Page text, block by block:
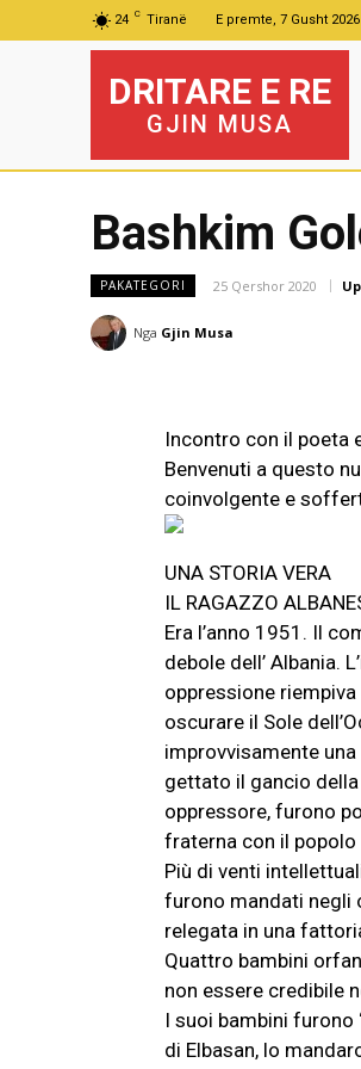
24 C Tiranë E premte, 7 Gusht 2026
DRITARE E RE
GJIN MUSA
Bashkim
PAKATEGORI 25 Qershor 2020
Nga Gjin Musa
Incontro con il poeta
Benvenuti a questo
coinvolgente e
UNA STORIA VERA
IL RAGAZZO
Era l’anno 1951. Il
debole dell’ Albania.
oppressione
oscurare il Sole
improvvisamente
gettato il gancio
oppressore, furono
fraterna con il
Più di venti
furono mandati negli
relegata in una
Quattro bambini
non essere credibile
I suoi bambini furono
di Elbasan, lo